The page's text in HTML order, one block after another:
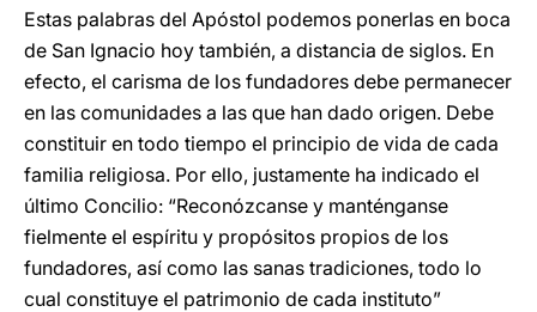
Estas palabras del Apóstol podemos ponerlas en boca
de San Ignacio hoy también, a distancia de siglos. En
efecto, el carisma de los fundadores debe permanecer
en las comunidades a las que han dado origen. Debe
constituir en todo tiempo el principio de vida de cada
familia religiosa. Por ello, justamente ha indicado el
último Concilio: “Reconózcanse y manténganse
fielmente el espíritu y propósitos propios de los
fundadores, así como las sanas tradiciones, todo lo
cual constituye el patrimonio de cada instituto”